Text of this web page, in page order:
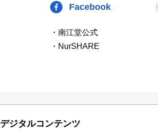
Facebook
・南江堂公式
・NurSHARE
デジタルコンテンツ